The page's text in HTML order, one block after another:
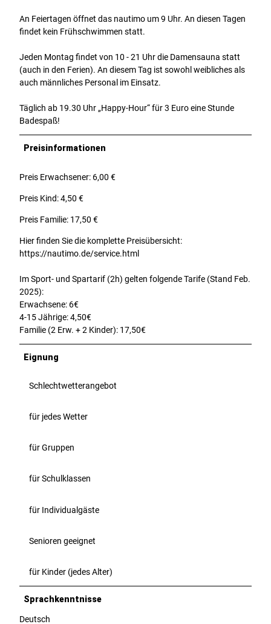
An Feiertagen öffnet das nautimo um 9 Uhr. An diesen Tagen
findet kein Frühschwimmen statt.
Jeden Montag findet von 10 - 21 Uhr die Damensauna statt
(auch in den Ferien). An diesem Tag ist sowohl weibliches als
auch männliches Personal im Einsatz.
Täglich ab 19.30 Uhr „Happy-Hour“ für 3 Euro eine Stunde
Badespaß!
Preisinformationen
Preis Erwachsener: 6,00 €
Preis Kind: 4,50 €
Preis Familie: 17,50 €
Hier finden Sie die komplette Preisübersicht:
https://nautimo.de/service.html
Im Sport- und Spartarif (2h) gelten folgende Tarife (Stand Feb.
2025):
Erwachsene: 6€
4-15 Jährige: 4,50€
Familie (2 Erw. + 2 Kinder): 17,50€
Eignung
Schlechtwetterangebot
für jedes Wetter
für Gruppen
für Schulklassen
für Individualgäste
Senioren geeignet
für Kinder (jedes Alter)
Sprachkenntnisse
Deutsch